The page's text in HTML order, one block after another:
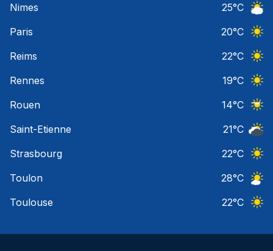
Nimes
25°C
Paris
20°C
Reims
22°C
Rennes
19°C
Rouen
14°C
Saint-Etienne
21°C
Strasbourg
22°C
Toulon
28°C
Toulouse
22°C